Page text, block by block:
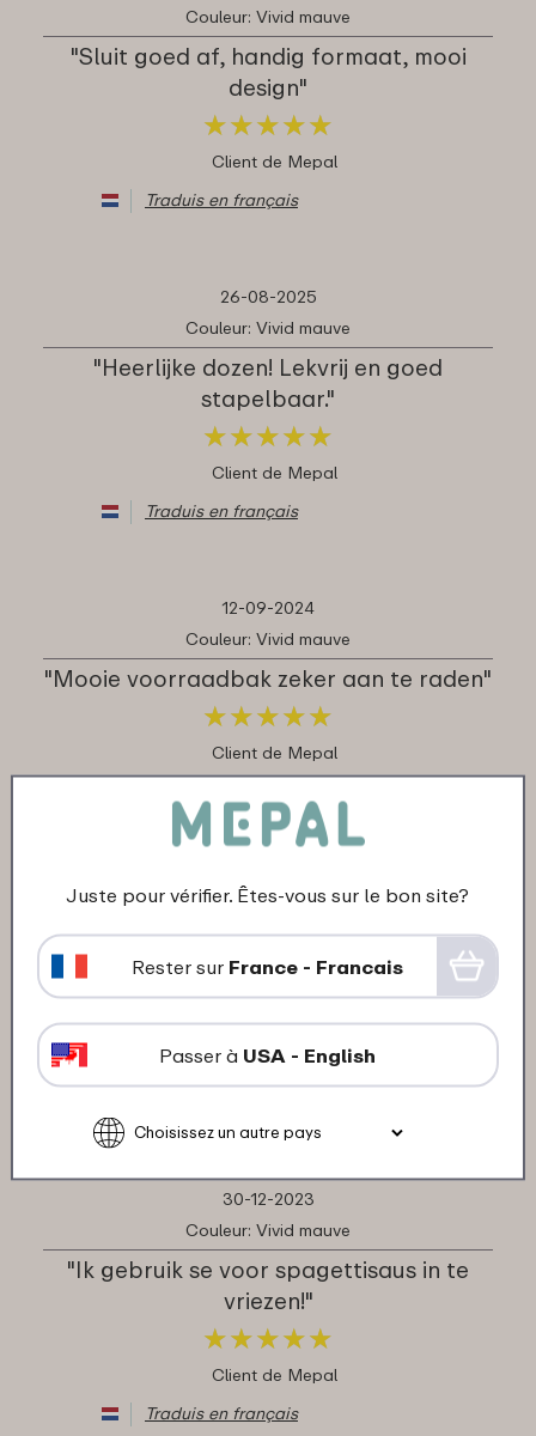
Couleur: Vivid mauve
"Sluit goed af, handig formaat, mooi
design"
★★★★★
★★★★★
Client de Mepal
Traduis en français
26-08-2025
Couleur: Vivid mauve
"Heerlijke dozen! Lekvrij en goed
stapelbaar."
★★★★★
★★★★★
Client de Mepal
Traduis en français
12-09-2024
Couleur: Vivid mauve
"Mooie voorraadbak zeker aan te raden"
★★★★★
★★★★★
Client de Mepal
21-01-2024
"Goede Groote en makkelijk om te
★★★★★
★★★★★
Client de Mepal
30-12-2023
Couleur: Vivid mauve
"Ik gebruik se voor spagettisaus in te
vriezen!"
★★★★★
★★★★★
Client de Mepal
Traduis en français
Juste pour vérifier. Êtes-vous sur le bon site?
Rester sur France - Francais
Passer à USA - English